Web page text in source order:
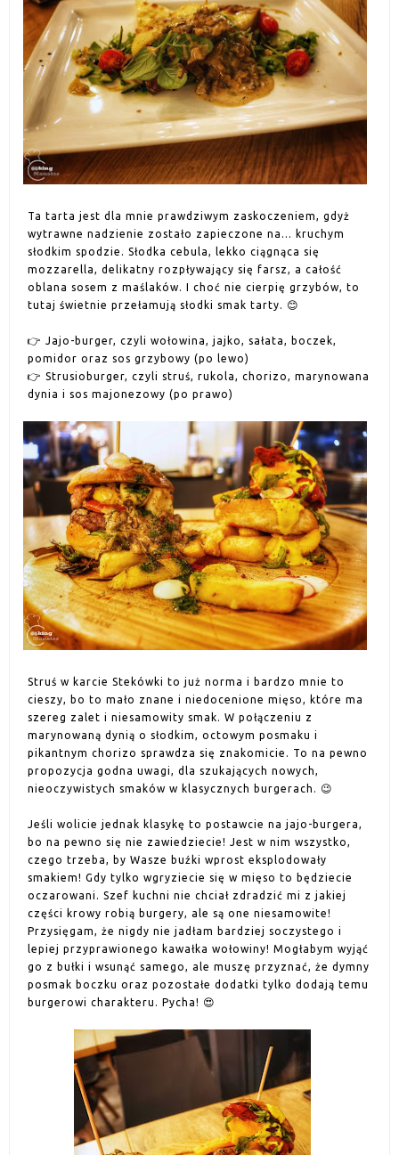
Ta tarta jest dla mnie prawdziwym zaskoczeniem, gdyż
wytrawne nadzienie zostało zapieczone na... kruchym
słodkim spodzie. Słodka cebula, lekko ciągnąca się
mozzarella, delikatny rozpływający się farsz, a całość
oblana sosem z maślaków. I choć nie cierpię grzybów, to
tutaj świetnie przełamują słodki smak tarty. 😊
👉 Jajo-burger, czyli wołowina, jajko, sałata, boczek,
pomidor oraz sos grzybowy (po lewo)
👉 Strusioburger, czyli struś, rukola, chorizo, marynowana
dynia i sos majonezowy (po prawo)
Struś w karcie Stekówki to już norma i bardzo mnie to
cieszy, bo to mało znane i niedocenione mięso, które ma
szereg zalet i niesamowity smak. W połączeniu z
marynowaną dynią o słodkim, octowym posmaku i
pikantnym chorizo sprawdza się znakomicie. To na pewno
propozycja godna uwagi, dla szukających nowych,
nieoczywistych smaków w klasycznych burgerach. 😉
Jeśli wolicie jednak klasykę to postawcie na jajo-burgera,
bo na pewno się nie zawiedziecie! Jest w nim wszystko,
czego trzeba, by Wasze buźki wprost eksplodowały
smakiem! Gdy tylko wgryziecie się w mięso to będziecie
oczarowani. Szef kuchni nie chciał zdradzić mi z jakiej
części krowy robią burgery, ale są one niesamowite!
Przysięgam, że nigdy nie jadłam bardziej soczystego i
lepiej przyprawionego kawałka wołowiny! Mogłabym wyjąć
go z bułki i wsunąć samego, ale muszę przyznać, że dymny
posmak boczku oraz pozostałe dodatki tylko dodają temu
burgerowi charakteru. Pycha! 😍